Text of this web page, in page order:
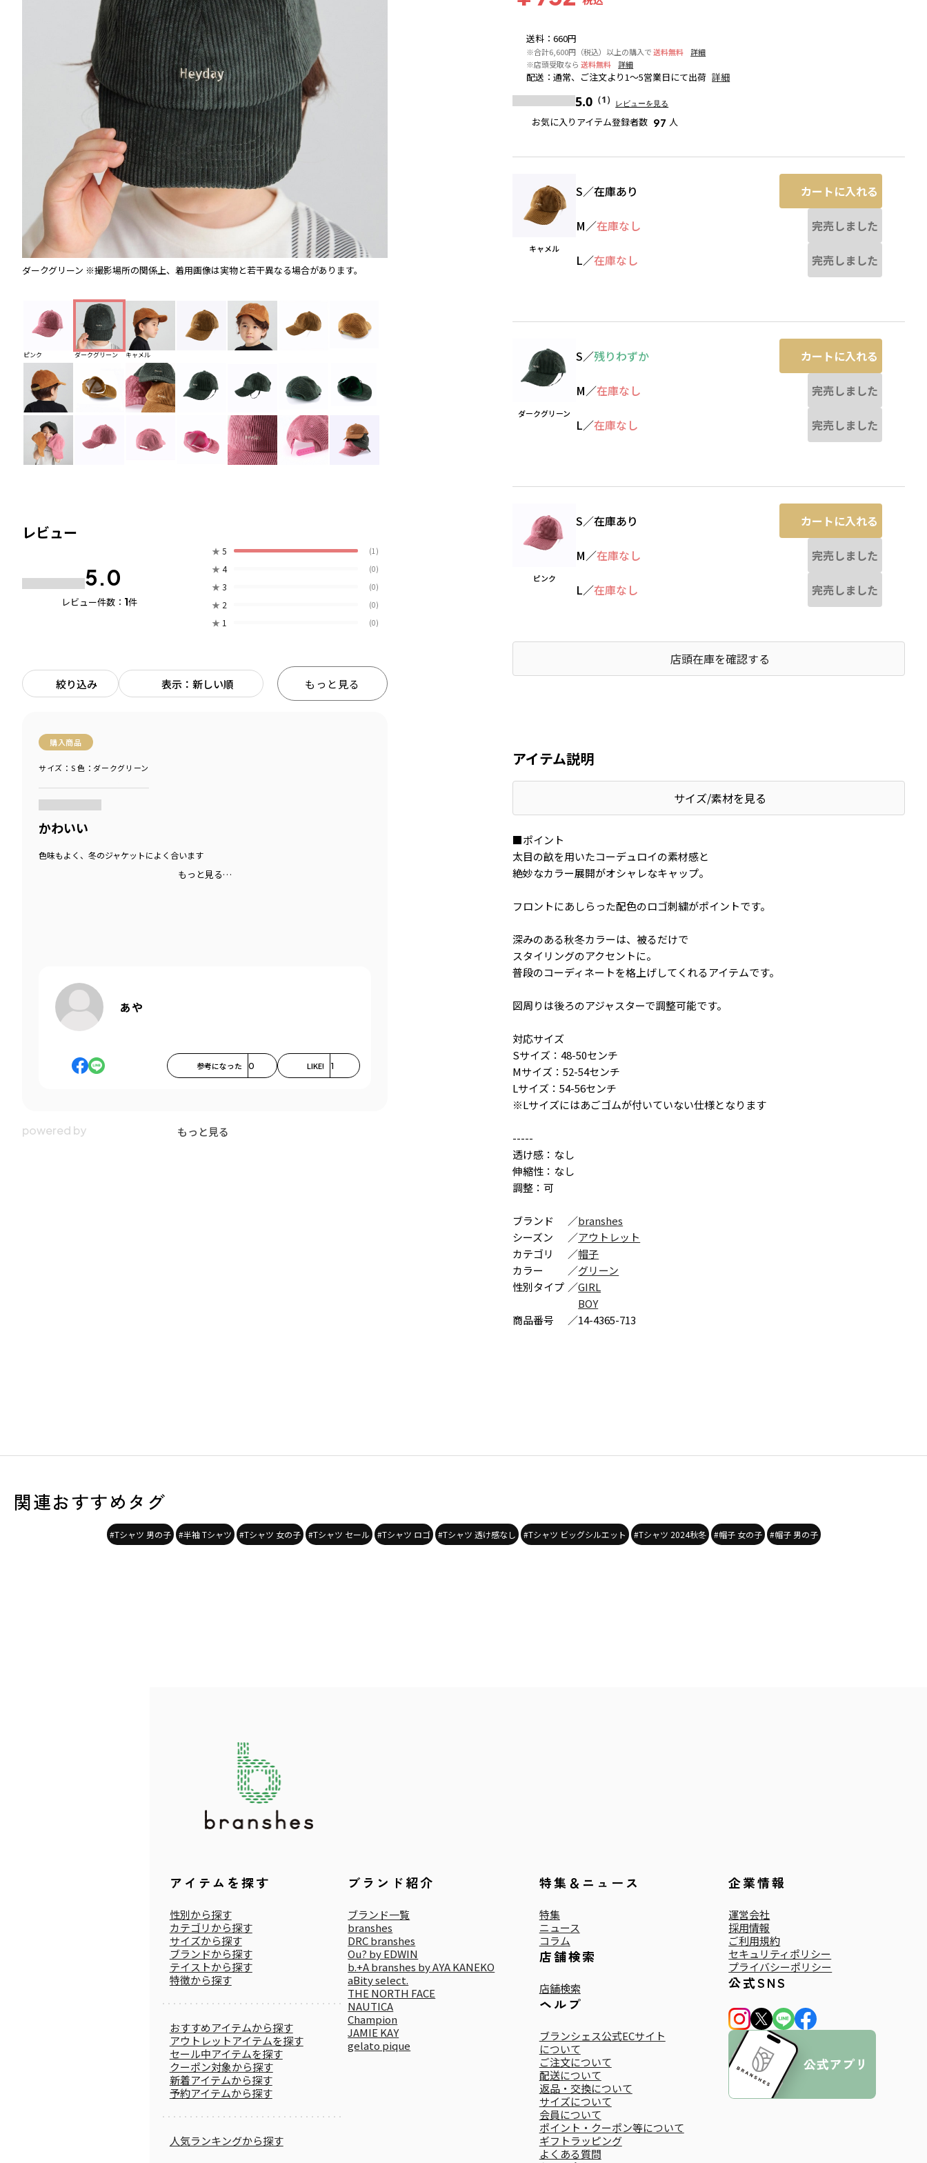
ダークグリーン ※撮影場所の関係上、着用画像は実物と若干異なる場合があります。 ※撮影場所の関係上、着用画像は実物と若干異なる場合があります。
ピンク ダークグリーン キャメル
レビュー
5.0
レビュー件数： 1件
★ 5 (1)
★ 4 (0)
★ 3 (0)
★ 2 (0)
★ 1 (0)
絞り込み 表示：新しい順 もっと見る
購入商品
サイズ：S色：ダークグリーン
かわいい
色味もよく、冬のジャケットによく合います
もっと見る…
あや
参考になった 0 LIKE! 1
もっと見る
送料 ：660円
※合計6,600円（税込）以上の購入で送料無料
詳細
※店頭受取なら 送料無料 詳細
配送 ：通常、ご注文より1～5営業日にて出荷 詳細
5.0 （1） レビューを見る
お気に入りアイテム登録者数 97 人
キャメル
S／在庫あり カートに入れる
M／在庫なし 完売しました
L／在庫なし 完売しました
ダークグリーン
S／残りわずか カートに入れる
M／在庫なし 完売しました
L／在庫なし 完売しました
ピンク
S／在庫あり カートに入れる
M／在庫なし 完売しました
L／在庫なし 完売しました
店頭在庫を確認する
アイテム説明
サイズ/素材を見る
■ポイント
太目の畝を用いたコーデュロイの素材感と
絶妙なカラー展開がオシャレなキャップ。
フロントにあしらった配色のロゴ刺繍がポイントです。
深みのある秋冬カラーは、被るだけで
スタイリングのアクセントに。
普段のコーディネートを格上げしてくれるアイテムです。
図周りは後ろのアジャスターで調整可能です。
対応サイズ
Sサイズ：48-50センチ
Mサイズ：52-54センチ
Lサイズ：54-56センチ
※Lサイズにはあごゴムが付いていない仕様となります
-----
透け感：なし
伸縮性：なし
調整：可
ブランド ／branshes
シーズン
／アウトレット
カテゴリ
／帽子
カラー
／グリーン
性別タイプ ／GIRL
BOY
商品番号
／14-4365-713
関連おすすめタグ
#Tシャツ 男の子 #半袖 Tシャツ #Tシャツ 女の子 #Tシャツ セール #Tシャツ ロゴ #Tシャツ 透け感なし #Tシャツ ビッグシルエット #Tシャツ 2024秋冬 #帽子 女の子 #帽子 男の子
アイテムを探す
性別から探す
カテゴリから探す
サイズから探す
ブランドから探す
テイストから探す
特徴から探す
おすすめアイテムから探す
アウトレットアイテムを探す
セール中アイテムを探す
クーポン対象から探す
新着アイテムから探す
予約アイテムから探す
人気ランキングから探す
ブランド紹介
ブランド一覧
branshes
DRC branshes
Ou? by EDWIN
b.+A branshes by AYA KANEKO
aBity select.
THE NORTH FACE
NAUTICA
Champion
JAMIE KAY
gelato pique
特集＆ニュース
特集
ニュース
コラム
店舗検索
店舗検索
ヘルプ
ブランシェス公式ECサイト
について
ご注文について
配送について
返品・交換について
サイズについて
会員について
ポイント・クーポン等について
ギフトラッピング
よくある質問
企業情報
運営会社
採用情報
ご利用規約
セキュリティポリシー
プライバシーポリシー
公式SNS